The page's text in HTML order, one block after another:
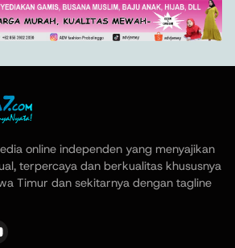
online independen yang menyajikan
terpercaya dan berkualitas khususnya
Timur dan sekitarnya dengan tagline